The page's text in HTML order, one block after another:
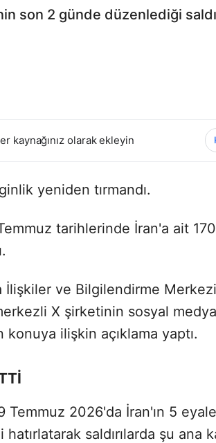
son 2 günde düzenlediği
kaynağınız olarak ekleyin
yeniden tırmandı.
tarihlerinde İran'a ait
İlişkiler ve Bilgilendirme
X şirketinin sosyal medya
ilişkin açıklama yaptı.
Temmuz 2026'da İran'ın 5
saldırılarda şu ana